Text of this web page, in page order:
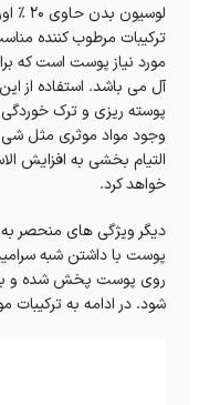
ترکيبات مرطوب کننده
مورد نياز پوست است که
آل می باشد. استفاده از
پوسته ريزی و ترک
وجود مواد موثری مثل شی
التيام بخشی به افزايش
خواهد کرد.
دیگر ویژگی های منحصر
پوست با داشتن شبه
روی پوست پخش شده و
شود. در ادامه به ترکیبات